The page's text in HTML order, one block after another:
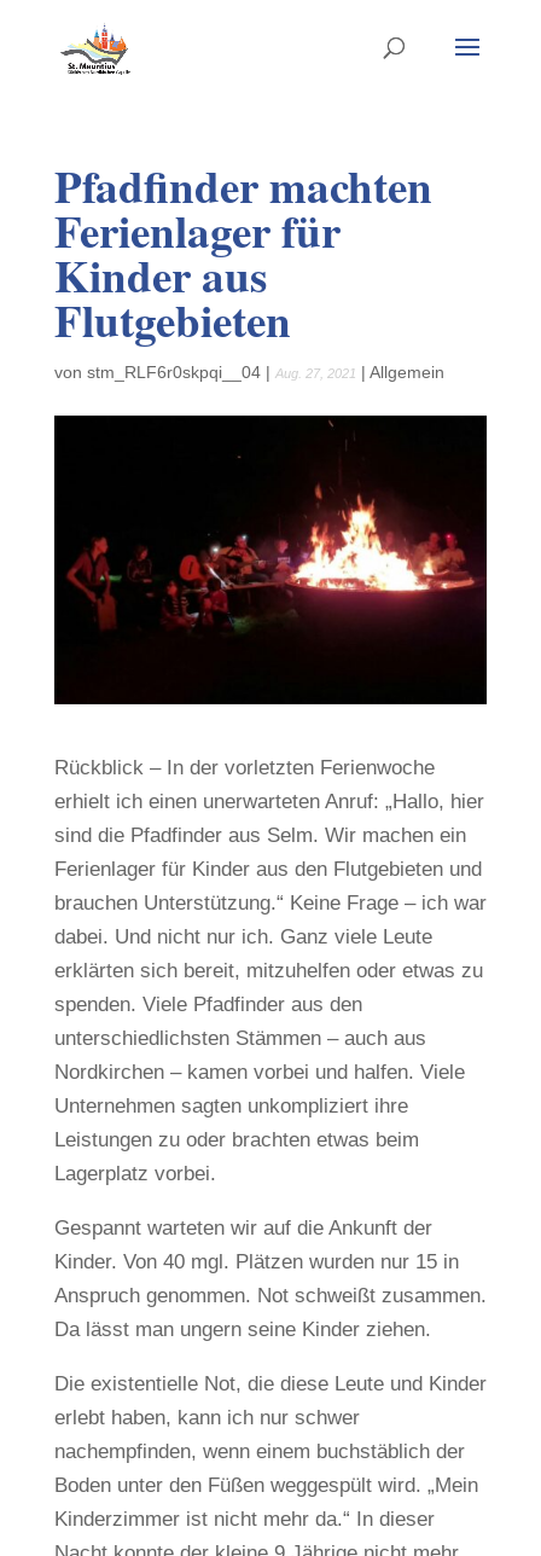
Pfadfinder machten
Ferienlager für
Kinder aus
Flutgebieten
von stm_RLF6r0skpqi__04| Aug. 27, 2021 | Allgemein
Rückblick – In der vorletzten Ferienwoche
erhielt ich einen unerwarteten Anruf: „Hallo, hier
sind die Pfadfinder aus Selm. Wir machen ein
Ferienlager für Kinder aus den Flutgebieten und
brauchen Unterstützung.“ Keine Frage – ich war
dabei. Und nicht nur ich. Ganz viele Leute
erklärten sich bereit, mitzuhelfen oder etwas zu
spenden. Viele Pfadfinder aus den
unterschiedlichsten Stämmen – auch aus
Nordkirchen – kamen vorbei und halfen. Viele
Unternehmen sagten unkompliziert ihre
Leistungen zu oder brachten etwas beim
Lagerplatz vorbei.
Gespannt warteten wir auf die Ankunft der
Kinder. Von 40 mgl. Plätzen wurden nur 15 in
Anspruch genommen. Not schweißt zusammen.
Da lässt man ungern seine Kinder ziehen.
Die existentielle Not, die diese Leute und Kinder
erlebt haben, kann ich nur schwer
nachempfinden, wenn einem buchstäblich der
Boden unter den Füßen weggespült wird. „Mein
Kinderzimmer ist nicht mehr da.“ In dieser